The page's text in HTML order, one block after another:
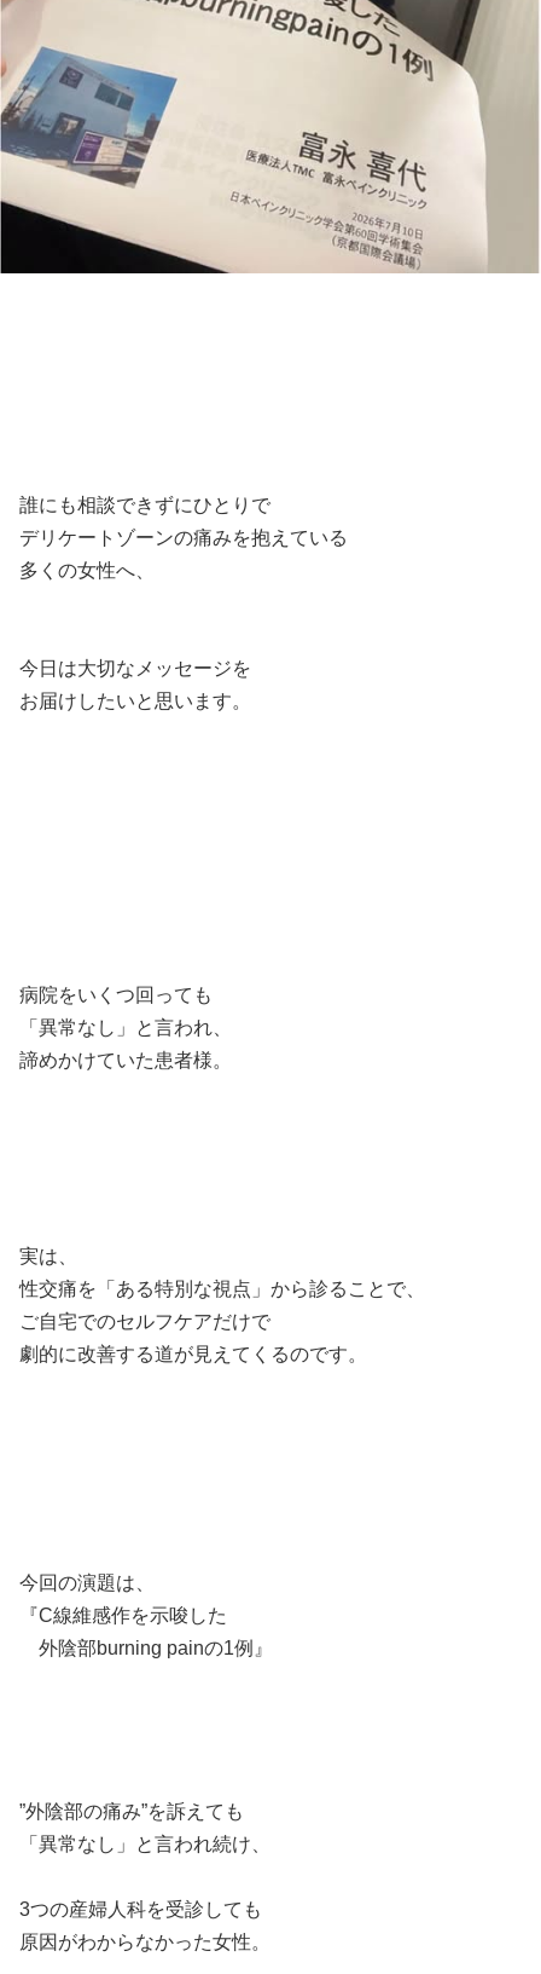
誰にも相談できずにひとりで
デリケートゾーンの痛みを抱えている
多くの女性へ、
今日は大切なメッセージを
お届けしたいと思います。
病院をいくつ回っても
「異常なし」と言われ、
諦めかけていた患者様。
実は、
性交痛を「ある特別な視点」から診ることで、
ご自宅でのセルフケアだけで
劇的に改善する道が見えてくるのです。
今回の演題は、⁣
『C線維感作を示唆した⁣
外陰部burning painの1例』⁣
”外陰部の痛み”を訴えても⁣
「異常なし」と言われ続け、⁣
3つの産婦人科を受診しても⁣
原因がわからなかった女性。⁣